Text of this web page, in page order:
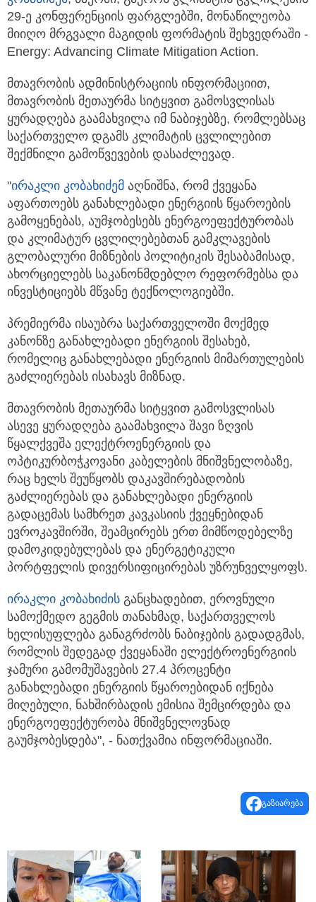
29-ე კონფერენციის ფარგლებში, მონაწილეობა
მიიღო მრგვალი მაგიდის ფორმატის შეხვედრაში -
Energy: Advancing Climate Mitigation Action.
მთავრობის ადმინისტრაციის ინფორმაციით,
მთავრობის მეთაურმა სიტყვით გამოსვლისას
ყურადღება გაამახვილა იმ ნაბიჯებზე, რომლებსაც
საქართველო დგამს კლიმატის ცვლილებით
შექმნილი გამოწვევების დასაძლევად.
"ირაკლი კობახიძემ აღნიშნა, რომ ქვეყანა
აფართოებს განახლებადი ენერგიის წყაროების
გამოყენებას, აუმჯობესებს ენერგოეფექტურობას
და კლიმატურ ცვლილებებთან გამკლავების
გლობალური მიზნების პოლიტიკის შესაბამისად,
ახორციელებს საკანონმდებლო რეფორმებსა და
ინვესტიციებს მწვანე ტექნოლოგიებში.
პრემიერმა ისაუბრა საქართველოში მოქმედ
კანონზე განახლებადი ენერგიის შესახებ,
რომელიც განახლებადი ენერგიის მიმართულების
გაძლიერებას ისახავს მიზნად.
მთავრობის მეთაურმა სიტყვით გამოსვლისას
ასევე ყურადღება გაამახვილა შავი ზღვის
წყალქვეშა ელექტროენერგიის და
ოპტიკურბოჭკოვანი კაბელების მნიშვნელობაზე,
რაც ხელს შეუწყობს დაკავშირებადობის
გაძლიერებას და განახლებადი ენერგიის
გადაცემას სამხრეთ კავკასიის ქვეყნებიდან
ევროკავშირში, შეამცირებს ერთ მიმწოდებელზე
დამოკიდებულებას და ენერგეტიკული
პორტფელის დივერსიფიცირებას უზრუნველყოფს.
ირაკლი კობახიძის განცხადებით, ეროვნული
სამოქმედო გეგმის თანახმად, საქართველოს
ხელისუფლება განაგრძობს ნაბიჯების გადადგმას,
რომლის შედეგად ქვეყანაში ელექტროენერგიის
ჯამური გამომუშავების 27.4 პროცენტი
განახლებადი ენერგიის წყაროებიდან იქნება
მიღებული, ნახშირბადის ემისია შემცირდება და
ენერგოეფექტურობა მნიშვნელოვნად
გაუმჯობესდება", - ნათქვამია ინფორმაციაში.
გაზიარება